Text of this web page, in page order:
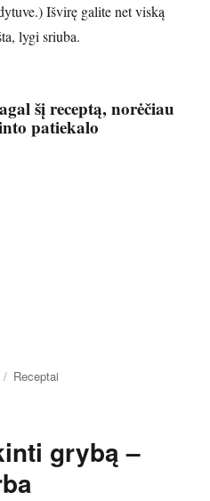
Išvirę galite net viską
lygi sriuba.
šį receptą, norėčiau
patiekalo
Kategorijos
Receptai
grybą –